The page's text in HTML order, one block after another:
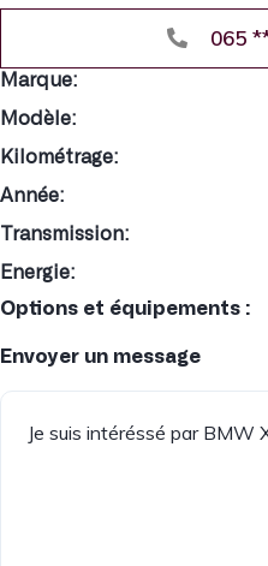
Marque:
Modèle:
Kilométrage:
Année:
Transmission:
Energie:
Options et équipements :
Envoyer un message